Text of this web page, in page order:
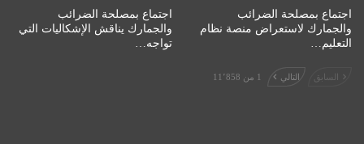
اجتماع بمصلحة الضرائب
والجمارك لاستعراض منصة نظام
التعليم…
اجتماع بمصلحة الضرائب
والجمارك يناقش الإشكاليات التي
تواجه…
السابق التالي 1 من 11٬858